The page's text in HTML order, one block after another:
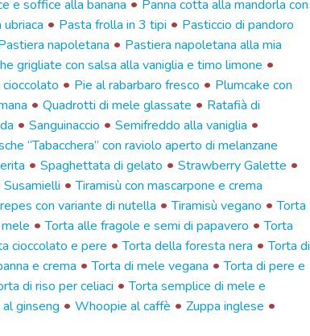
e soffice alla banana • Panna cotta alla mandorla con
• Pasta frolla in 3 tipi • Pasticcio di pandoro
napoletana • Pastiera napoletana alla mia
grigliate con salsa alla vaniglia e timo limone •
• Pie al rabarbaro fresco • Plumcake con
• Quadrotti di mele glassate • Ratafià di
• Sanguinaccio • Semifreddo alla vaniglia •
“Tabacchera” con raviolo aperto di melanzane
• Spaghettata di gelato • Strawberry Galette •
Susamielli •Tiramisù con mascarpone e crema
con variante di nutella •Tiramisù vegano •Torta
•Torta alle fragole e semi di papavero •Torta
cioccolato e pere •Torta della foresta nera •Torta di
e crema •Torta di mele vegana •Torta di pere e
di riso per celiaci •Torta semplice di mele e
ginseng • Whoopie al caffè • Zuppa inglese •